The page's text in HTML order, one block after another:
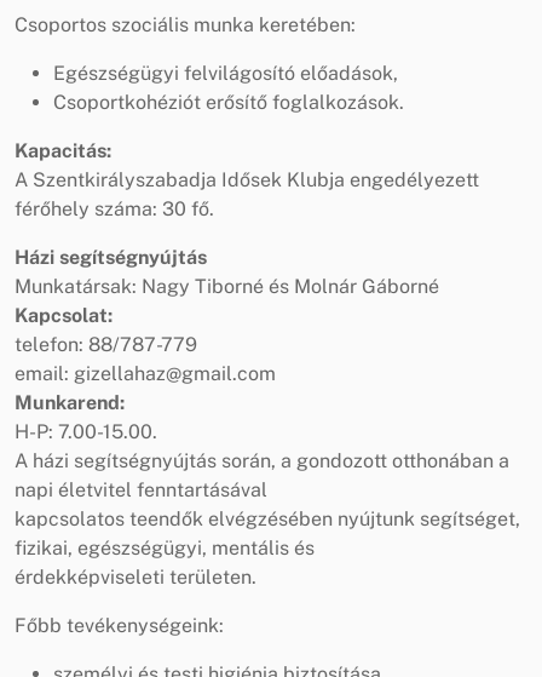
Csoportos szociális munka keretében:
Egészségügyi felvilágosító előadások,
Csoportkohéziót erősítő foglalkozások.
Kapacitás:
A Szentkirályszabadja Idősek Klubja engedélyezett
férőhely száma: 30 fő.
Házi segítségnyújtás
Munkatársak: Nagy Tiborné és Molnár Gáborné
Kapcsolat:
telefon: 88/787-779
email: gizellahaz@gmail.com
Munkarend:
H-P: 7.00-15.00.
A házi segítségnyújtás során, a gondozott otthonában a
napi életvitel fenntartásával
kapcsolatos teendők elvégzésében nyújtunk segítséget,
fizikai, egészségügyi, mentális és
érdekképviseleti területen.
Főbb tevékenységeink: